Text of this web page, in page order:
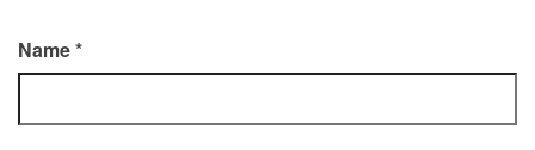
Name*